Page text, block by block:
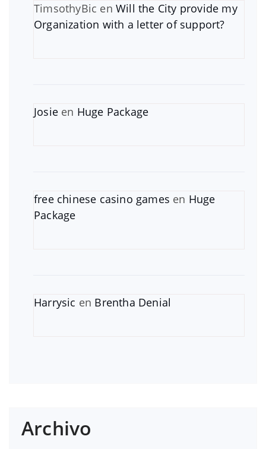
TimsothyBic enWill the City provide my
Organization with a letter of support?
Josie en Huge Package
free chinese casino games en Huge
Package
Harrysic en Brentha Denial
Archivo